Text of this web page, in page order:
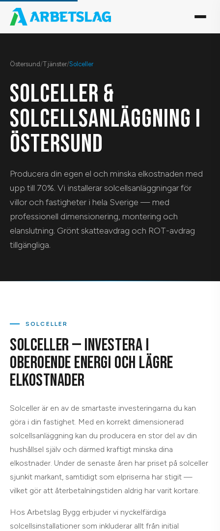
Östersund /Tjänster/Solceller
SOLCELLER &
SOLCELLSANLÄGGNING I
ÖSTERSUND
Producera din egen el och minska elkostnaden med
upp till 70%. Vi installerar solcellsanläggningar för
villor och fastigheter i hela Sverige — med
professionell dimensionering, montering och
elanslutning. Grönt skatteavdrag och ROT-avdrag
tillgängliga.
SOLCELLER
SOLCELLER — INVESTERA I
OBEROENDE ENERGI OCH LÄGRE
ELKOSTNADER
Solceller är en av de smartaste investeringarna du kan
göra i din fastighet. Med en korrekt dimensionerad
solcellsanläggning kan du producera en stor del av din
hushållsel själv och därmed kraftigt minska dina
elkostnader. Under de senaste åren har priset på solceller
sjunkit markant, samtidigt som elpriserna har stigit —
vilket gör att återbetalningstiden aldrig har varit kortare.
Hos Arbetslag Bygg erbjuder vi nyckelfärdiga
solcellsinstallationer som inkluderar allt från initial